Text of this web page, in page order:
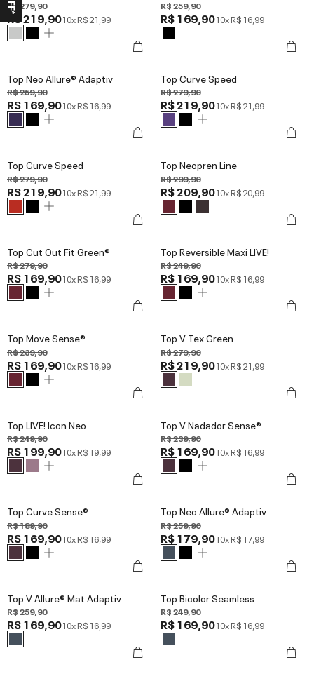
R$ 279,90
R$ 219,9010xR$ 21,99
R$ 259,90
R$ 169,9010xR$ 16,99
Top Neo Allure® Adaptiv
R$ 259,90
R$ 169,9010xR$ 16,99
Top Curve Speed
R$ 279,90
R$ 219,9010xR$ 21,99
Top Curve Speed
R$ 279,90
R$ 219,9010xR$ 21,99
Top Neopren Line
R$ 299,90
R$ 209,9010xR$ 20,99
Top Cut Out Fit Green®
R$ 279,90
R$ 169,9010xR$ 16,99
Top Reversible Maxi LIVE!
R$ 249,90
R$ 169,9010xR$ 16,99
Top Move Sense®
R$ 239,90
R$ 169,9010xR$ 16,99
Top V Tex Green
R$ 279,90
R$ 219,9010xR$ 21,99
Top LIVE! Icon Neo
R$ 249,90
R$ 199,9010xR$ 19,99
Top V Nadador Sense®
R$ 239,90
R$ 169,9010xR$ 16,99
Top Curve Sense®
R$ 189,90
R$ 169,9010xR$ 16,99
Top Neo Allure® Adaptiv
R$ 259,90
R$ 179,9010xR$ 17,99
Top V Allure® Mat Adaptiv
R$ 259,90
R$ 169,9010xR$ 16,99
Top Bicolor Seamless
R$ 249,90
R$ 169,9010xR$ 16,99